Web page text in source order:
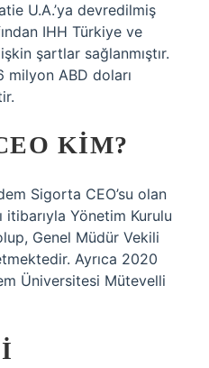
U.A.’ya devredilmiş
IHH Türkiye ve
şartlar sağlanmıştır.
milyon ABD doları
KIM?
Sigorta CEO’su olan
itibarıyla Yönetim Kurulu
Genel Müdür Vekili
Ayrıca 2020
Üniversitesi Mütevelli